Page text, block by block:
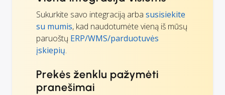
Sukurkite savo integraciją arba susisiekite
su mumis, kad naudotumėte vieną iš mūsų
paruoštų ERP/WMS/parduotuvės
įskiepių.
Prekės ženklu pažymėti
pranešimai